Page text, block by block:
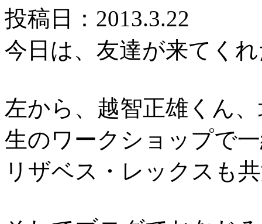
投稿日：2013.3.22
今日は、友達が来てく
左から、越智正雄くん
生のワークショップで
リザベス・レックスも